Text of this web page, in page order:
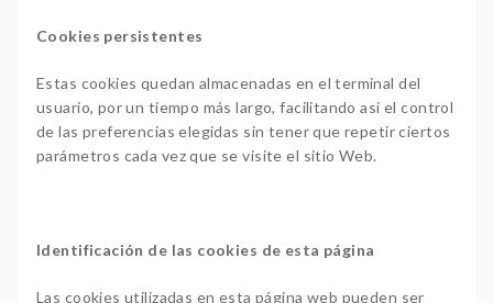
Cookies persistentes
Estas cookies quedan almacenadas en el terminal del
usuario, por un tiempo más largo, facilitando así el control
de las preferencias elegidas sin tener que repetir ciertos
parámetros cada vez que se visite el sitio Web.
Identificación de las cookies de esta página
Las cookies utilizadas en esta página web pueden ser